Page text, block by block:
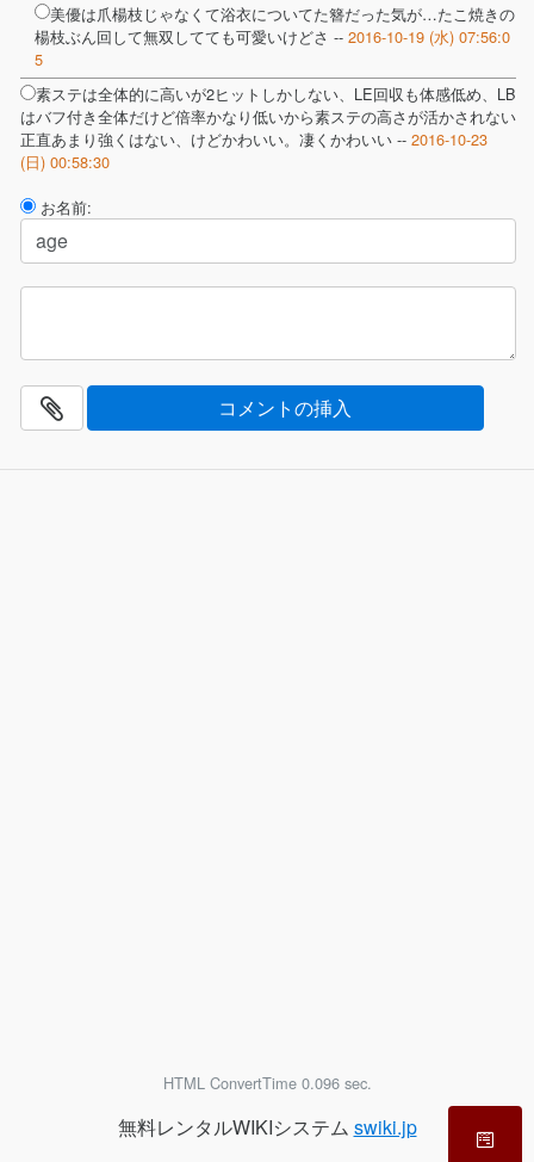
美優は爪楊枝じゃなくて浴衣についてた簪だった気が…たこ焼きの
楊枝ぶん回して無双してても可愛いけどさ -- 2016-10-19 (水) 07:56:0
5
素ステは全体的に高いが2ヒットしかしない、LE回収も体感低め、LB
はバフ付き全体だけど倍率かなり低いから素ステの高さが活かされない
正直あまり強くはない、けどかわいい。凄くかわいい -- 2016-10-23
(日) 00:58:30
お名前:
HTML ConvertTime 0.096 sec.
無料レンタルWIKIシステム swiki.jp